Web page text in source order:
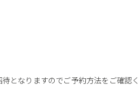
となりますのでご予約方法をご確認く